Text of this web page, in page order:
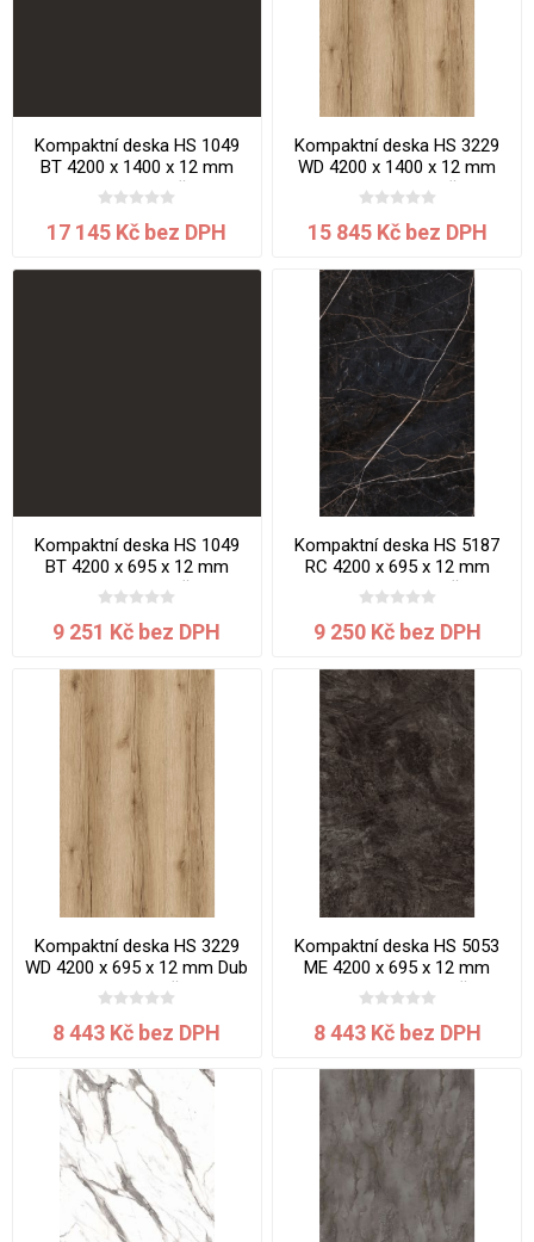
Kompaktní deska HS 1049
BT 4200 x 1400 x 12 mm
Black lava jádro černé
17 145 Kč bez DPH
Kompaktní deska HS 3229
WD 4200 x 1400 x 12 mm
Dub Bedford jádro černé
15 845 Kč bez DPH
Kompaktní deska HS 1049
BT 4200 x 695 x 12 mm
Black Lava jádro černé
9 251 Kč bez DPH
Kompaktní deska HS 5187
RC 4200 x 695 x 12 mm
Mramor Efes jádro černé
9 250 Kč bez DPH
Kompaktní deska HS 3229
WD 4200 x 695 x 12 mm Dub
Bedford jádro černé
8 443 Kč bez DPH
Kompaktní deska HS 5053
ME 4200 x 695 x 12 mm
Mramor Karelia jádro černé
8 443 Kč bez DPH